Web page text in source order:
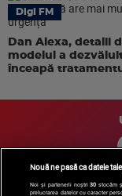
Digi FM
Dan Alexa, detalii
modelul a
înceapă
Nouă ne pasă ca datele
Noi și partenerii noștri30 stocăm
prelucrarea datelor cu caracter